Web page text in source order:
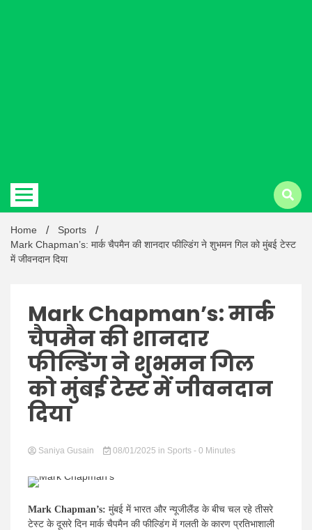
Latest
Hindi
News
Home
Sports
Mark Chapman’s: मार्क चैपमैन की शानदार फील्डिंग ने शुभमन गिल को मुंबई टेस्ट
में जीवनदान दिया
Mark Chapman’s: मार्क
चैपमैन की शानदार
फील्डिंग ने शुभमन गिल
को मुंबई टेस्ट में जीवनदान
दिया
Saniya Gusain 08/01/2025 in Sports - 0 Minutes
Mark Chapman’s: मुंबई में भारत और न्यूजीलैंड के बीच चल रहे तीसरे
टेस्ट के दूसरे दिन मार्क चैपमैन की फील्डिंग में गलती के कारण प्रतिभाशाली